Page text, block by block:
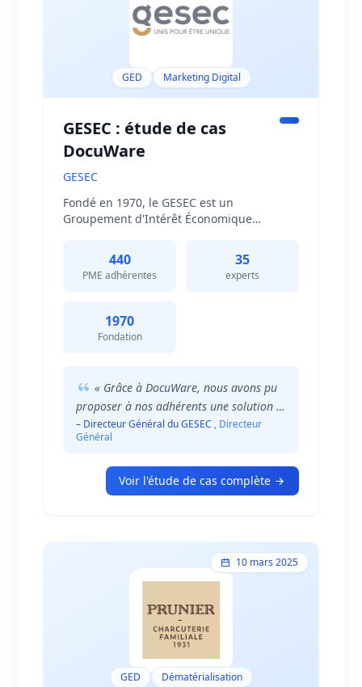
GED Marketing Digital
GESEC : étude de cas
DocuWare
GESEC
Fondé en 1970, le GESEC est un
Groupement d'Intérêt Économique
génie climatique et électrique sur tout le
territoire français. Avec plus de 35 experts,
le GESEC accompagne quotidiennement
offre de services adaptée aux évolutions
techniques et réglementaires. Face aux
gestion documentaire mutualisée pour
faciliter la transition numérique de ses
adhérents.
440
PME adhérentes
35
experts
1970
Fondation
« Grâce à DocuWare, nous avons pu
proposer à nos adhérents une solution de
qualité à un coût maîtrisé. Les PME
peuvent désormais se concentrer sur leur
d'outils digitaux performants. »
– Directeur Général du GESEC , Directeur
Général
Voir l'étude de cas complète
10 mars 2025
GED Dématérialisation